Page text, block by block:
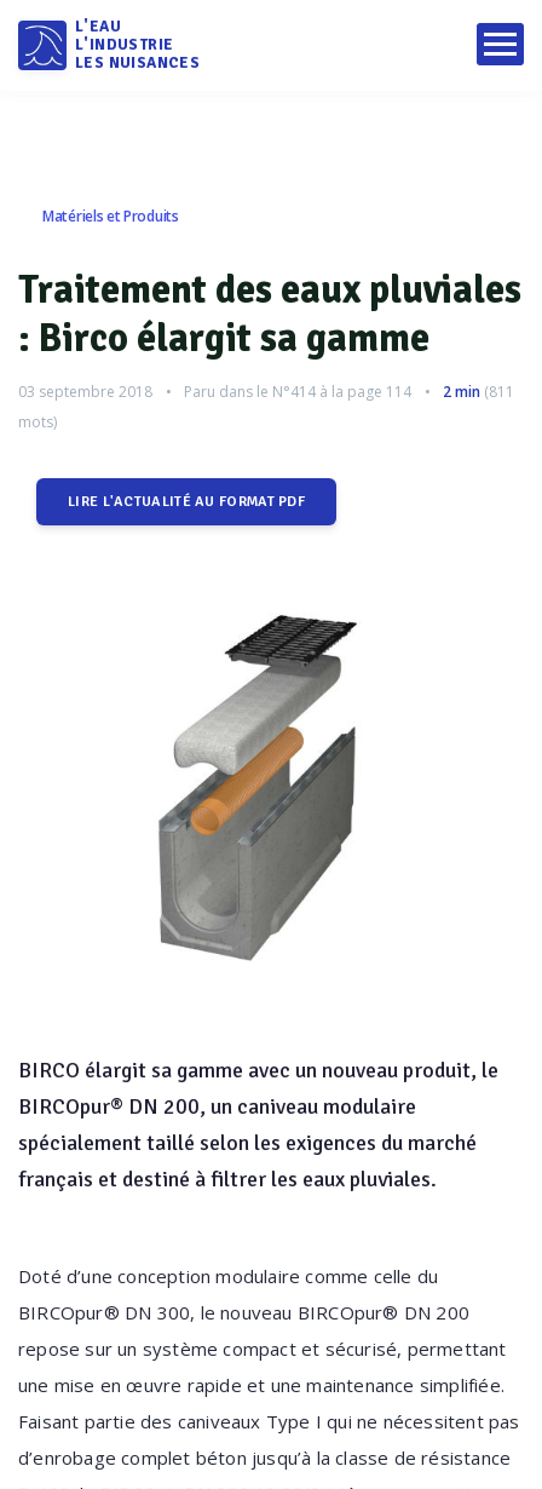
L'EAU
L'INDUSTRIE
LES NUISANCES
Matériels et Produits
Traitement des eaux pluviales
: Birco élargit sa gamme
03 septembre 2018 Paru dans le N°414 à la page 114 2 min (811
mots)
LIRE L'ACTUALITÉ AU FORMAT PDF
BIRCO élargit sa gamme avec un nouveau produit, le
BIRCOpur® DN 200, un caniveau modulaire
spécialement taillé selon les exigences du marché
français et destiné à filtrer les eaux pluviales.
Doté d’une conception modulaire comme celle du
BIRCOpur® DN 300, le nouveau BIRCOpur® DN 200
repose sur un système compact et sécurisé, permettant
une mise en œuvre rapide et une maintenance simplifiée.
Faisant partie des caniveaux Type I qui ne nécessitent pas
d’enrobage complet béton jusqu’à la classe de résistance